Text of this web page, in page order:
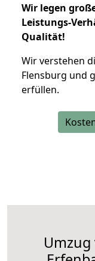
Wir legen
Leistungs-
Qualität!
Wir verstehen
Flensburg und
erfüllen.